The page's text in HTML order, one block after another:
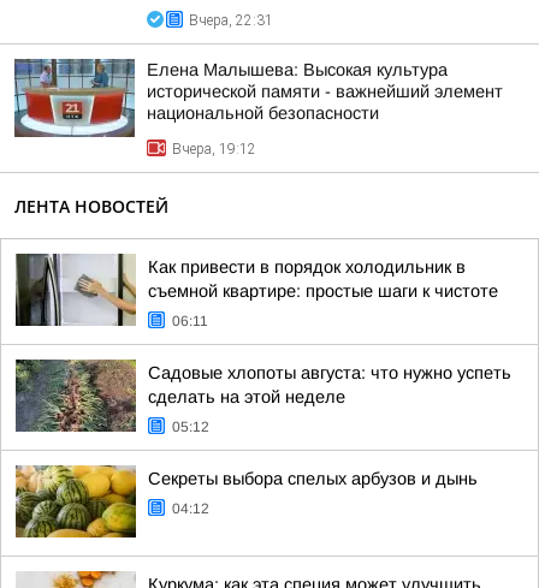
Вчера, 22:31
Елена Малышева: Высокая культура
исторической памяти - важнейший элемент
национальной безопасности
Вчера, 19:12
ЛЕНТА НОВОСТЕЙ
Как привести в порядок холодильник в
съемной квартире: простые шаги к чистоте
06:11
Садовые хлопоты августа: что нужно успеть
сделать на этой неделе
05:12
Секреты выбора спелых арбузов и дынь
04:12